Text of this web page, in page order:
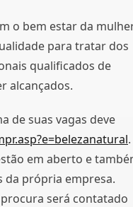
o bem estar da
para tratar dos
qualificados de
alcançados.
de suas vagas deve
.
em aberto e
da própria empresa.
será contatado